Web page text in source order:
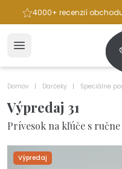
4000+ recenzií
Domov Darčeky Špeciálne
Výpredaj 31
Prívesok na kľúče s
Výpredaj